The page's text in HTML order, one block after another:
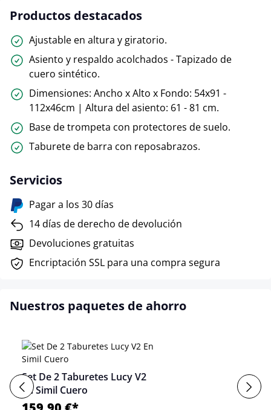
Productos destacados
Ajustable en altura y giratorio.
Asiento y respaldo acolchados - Tapizado de
cuero sintético.
Dimensiones: Ancho x Alto x Fondo: 54x91 -
112x46cm | Altura del asiento: 61 - 81 cm.
Base de trompeta con protectores de suelo.
Taburete de barra con reposabrazos.
Servicios
Pagar a los 30 días
14 días de derecho de devolución
Devoluciones gratuitas
Encriptación SSL para una compra segura
Nuestros paquetes de ahorro
Set De 2 Taburetes Lucy V2
En Simil Cuero